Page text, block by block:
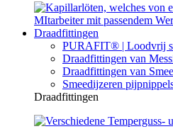
Draadfittingen
PURAFIT® | Loodvrij
Draadfittingen van
Draadfittingen van
Smeedijzeren
Draadfittingen